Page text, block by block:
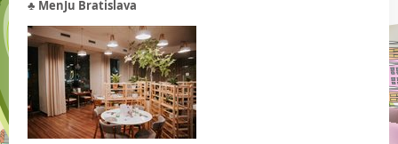
♣ MenJu Bratislava